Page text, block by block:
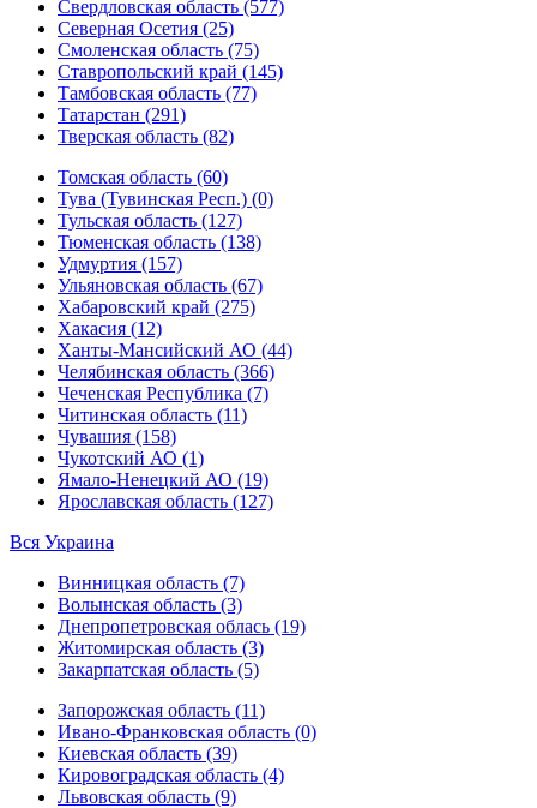
Свердловская область (577)
Северная Осетия (25)
Смоленская область (75)
Ставропольский край (145)
Тамбовская область (77)
Татарстан (291)
Тверская область (82)
Томская область (60)
Тува (Тувинская Респ.) (0)
Тульская область (127)
Тюменская область (138)
Удмуртия (157)
Ульяновская область (67)
Хабаровский край (275)
Хакасия (12)
Ханты-Мансийский АО (44)
Челябинская область (366)
Чеченская Республика (7)
Читинская область (11)
Чувашия (158)
Чукотский АО (1)
Ямало-Ненецкий АО (19)
Ярославская область (127)
Вся Украина
Винницкая область (7)
Волынская область (3)
Днепропетровская облась (19)
Житомирская область (3)
Закарпатская область (5)
Запорожская область (11)
Ивано-Франковская область (0)
Киевская область (39)
Кировоградская область (4)
Львовская область (9)